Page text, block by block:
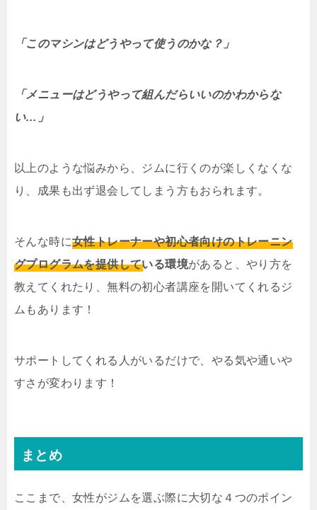
「このマシンはどうやって使うのかな？」
「メニューはどうやって組んだらいいのかわからな
い…」
以上のような悩みから、ジムに行くのが楽しくなくな
り、成果も出ず退会してしまう方もおられます。
そんな時に女性トレーナーや初心者向けのトレーニン
グプログラムを提供している環境があると、やり方を
教えてくれたり、無料の初心者講座を開いてくれるジ
ムもあります！
サポートしてくれる人がいるだけで、やる気や通いや
すさが変わります！
まとめ
ここまで、女性がジムを選ぶ際に大切な４つのポイン